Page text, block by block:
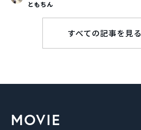
ともちん
すべての記事を見る
MOVIE